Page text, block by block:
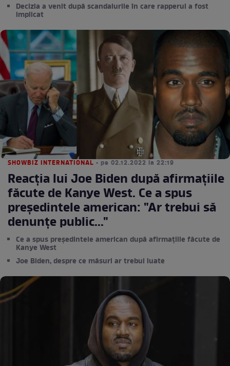
Decizia a venit după scandalurile în care rapperul a fost
implicat
SHOWBIZ INTERNATIONAL • pe 02.12.2022 la 22:19
Reacția lui Joe Biden după afirmațiile
făcute de Kanye West. Ce a spus
președintele american: "Ar trebui să
denunţe public..."
Ce a spus președintele american după afirmațiile făcute de
Kanye West
Joe Biden, despre ce măsuri ar trebui luate